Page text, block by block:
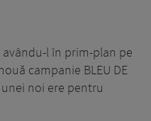
avându-l în prim-plan pe
campanie BLEU DE
unei noi ere pentru